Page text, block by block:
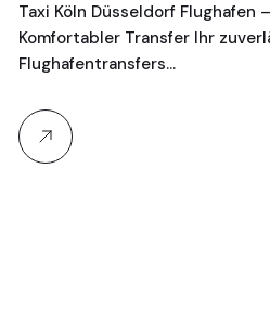
Taxi Köln Düsseldorf Flughafen
Komfortabler Transfer Ihr
Flughafentransfers…